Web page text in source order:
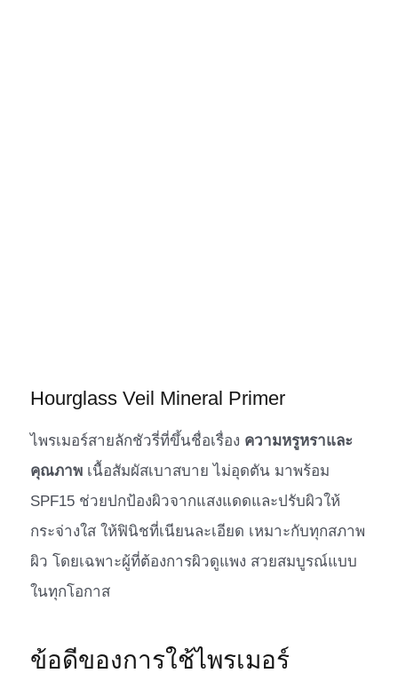
Hourglass Veil Mineral Primer
ไพรเมอร์สายลักชัวรี่ที่ขึ้นชื่อเรื่อง ความหรูหราและ
คุณภาพ เนื้อสัมผัสเบาสบาย ไม่อุดตัน มาพร้อม
SPF15 ช่วยปกป้องผิวจากแสงแดดและปรับผิวให้
กระจ่างใส ให้ฟินิชที่เนียนละเอียด เหมาะกับทุกสภาพ
ผิว โดยเฉพาะผู้ที่ต้องการผิวดูแพง สวยสมบูรณ์แบบ
ในทุกโอกาส
ข้อดีของการใช้ไพรเมอร์